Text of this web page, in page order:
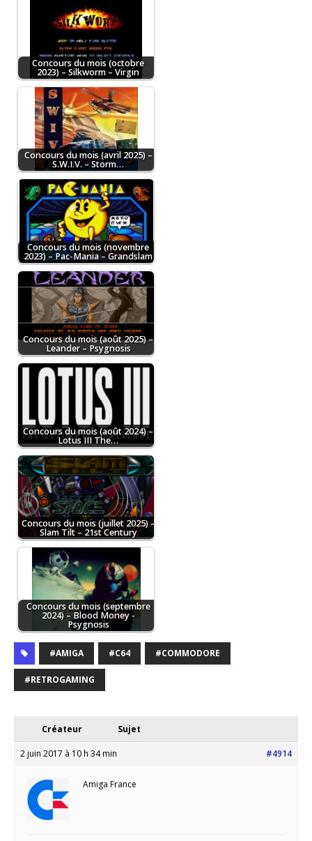
Concours du mois (octobre
2023) – Silkworm – Virgin
Concours du mois (avril 2025) –
S.W.I.V. – Storm…
Concours du mois (novembre
2023) – Pac-Mania – Grandslam
Concours du mois (août 2025) –
Leander – Psygnosis
Concours du mois (août 2024) –
Lotus III The…
Concours du mois (juillet 2025) –
Slam Tilt – 21st Century
Concours du mois (septembre
2024) – Blood Money -
Psygnosis
#AMIGA #C64 #COMMODORE
#RETROGAMING
Créateur Sujet
2 juin 2017 à 10 h 34 min #4914
Amiga France